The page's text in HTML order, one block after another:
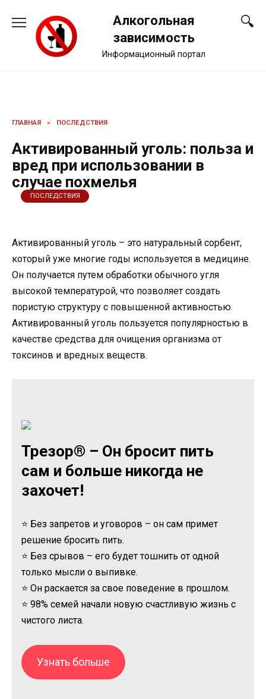
содержанию
Алкогольная
зависимость
Информационный портал
ГЛАВНАЯ » ПОСЛЕДСТВИЯ
Активированный уголь: польза и
вред при использовании в
случае похмелья
ПОСЛЕДСТВИЯ
Активированный уголь – это натуральный сорбент,
который уже многие годы используется в медицине.
Он получается путем обработки обычного угля
высокой температурой, что позволяет создать
пористую структуру с повышенной активностью.
Активированный уголь пользуется популярностью в
качестве средства для очищения организма от
токсинов и вредных веществ.
Трезор® – Он бросит пить
сам и больше никогда не
захочет!
⭐ Без запретов и уговоров – он сам примет
решение бросить пить.
⭐ Без срывов – его будет тошнить от одной
только мысли о выпивке.
⭐ Он раскается за свое поведение в прошлом.
⭐ 98% семей начали новую счастливую жизнь с
чистого листа.
Узнать больше